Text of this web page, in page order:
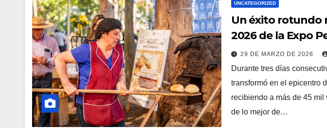
UNCATEGORIZED
Un éxito rotundo
2026 de la Expo
Clemente
29 DE MARZO DE 2026
Durante tres días
transformó en el epicentro
recibiendo a más de 45
de lo mejor de…